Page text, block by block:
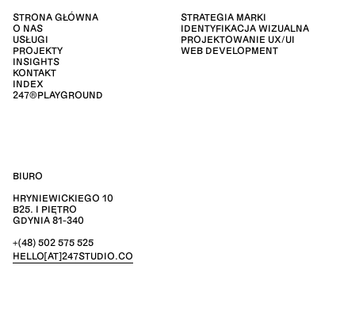
STRONA GŁÓWNA
O NAS
USŁUGI
PROJEKTY
INSIGHTS
KONTAKT
INDEX
247®PLAYGROUND
BIURO
HRYNIEWICKIEGO 10
B25. I PIĘTRO
GDYNIA 81-340
+(48) 502 575 525
HELLO[AT]247STUDIO.CO
STRATEGIA MARKI
IDENTYFIKACJA WIZUALNA
PROJEKTOWANIE UX/UI
WEB DEVELOPMENT